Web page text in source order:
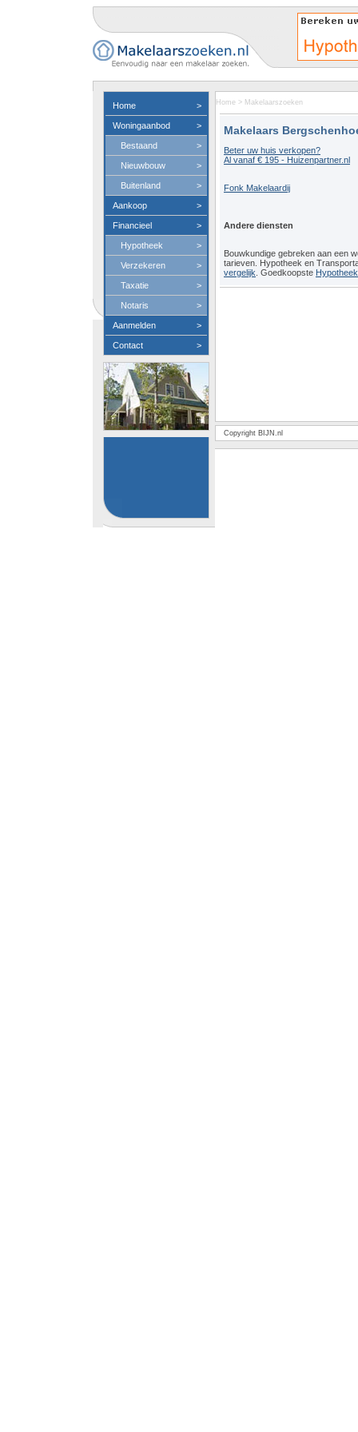
Home >
Woningaanbod >
Bestaand >
Nieuwbouw >
Buitenland >
Aankoop >
Financieel >
Hypotheek >
Verzekeren >
Taxatie >
Notaris >
Aanmelden >
Contact >
Home > Makelaarszoeken
Makelaars
Beter uw huis verkopen?
Al vanaf € 195 - Huizenpartner.nl
Fonk Makelaardij
Andere diensten
Bouwkundige gebreken aan een
tarieven. Hypotheek en
vergelijk . Goedkoopste
Copyright BIJN.nl